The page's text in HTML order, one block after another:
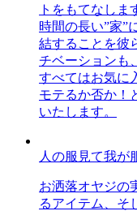
トをもてなし
時間の長い”家”
結することを彼
チベーションも
すべてはお気に
モテるか否か！
いたします。
人の服見て我が
お洒落オヤジの
るアイテム、そ